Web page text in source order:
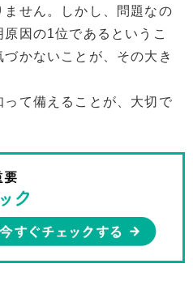
せん。しかし、問題なの
因の1位であるというこ
かないことが、その大き
て備えることが、大切で